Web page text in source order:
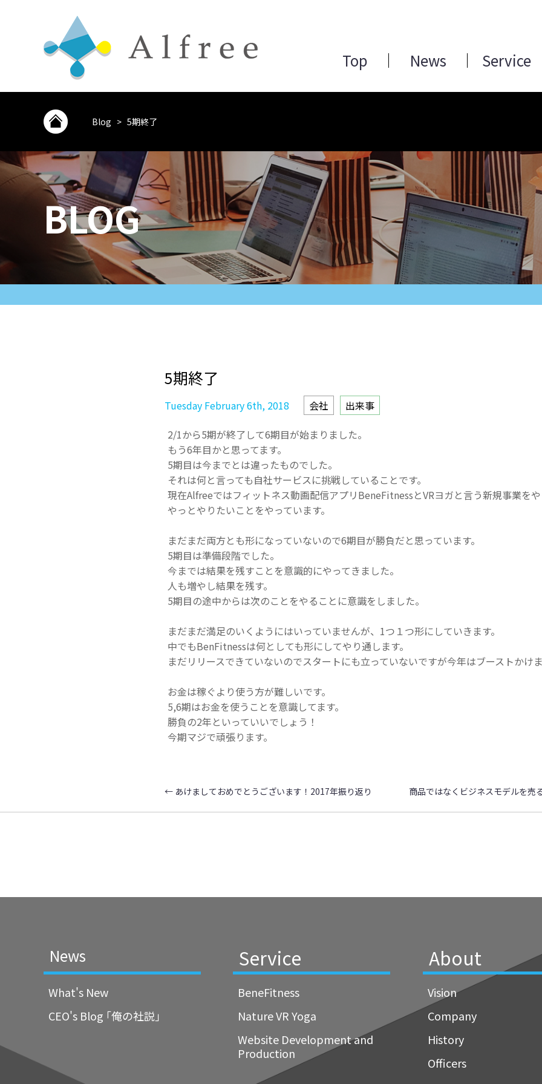
Top News Service
Blog > 5期終了
BLOG
5期終了
Tuesday February 6th, 2018 会社 出来事
2/1から5期が終了して6期目が始まりました。
もう6年目かと思ってます。
5期目は今までとは違ったものでした。
それは何と言っても自社サービスに挑戦していることです。
現在Alfreeではフィットネス動画配信アプリBeneFitnessとVRヨガと言う新規事業をや
やっとやりたいことをやっています。
まだまだ両方とも形になっていないので6期目が勝負だと思っています。
5期目は準備段階でした。
今までは結果を残すことを意識的にやってきました。
人も増やし結果を残す。
5期目の途中からは次のことをやることに意識をしました。
まだまだ満足のいくようにはいっていませんが、1つ１つ形にしていきます。
中でもBenFitnessは何としても形にしてやり通します。
まだリリースできていないのでスタートにも立っていないですが今年はブーストかけま
お金は稼ぐより使う方が難しいです。
5,6期はお金を使うことを意識してます。
勝負の2年といっていいでしょう！
今期マジで頑張ります。
← あけましておめでとうございます！2017年振り返り 商品ではなくビジネスモデルを売
News
What's New
CEO's Blog ｢俺の社説｣
Service
BeneFitness
Nature VR Yoga
Website Development and
Production
About
Vision
Company
History
Officers